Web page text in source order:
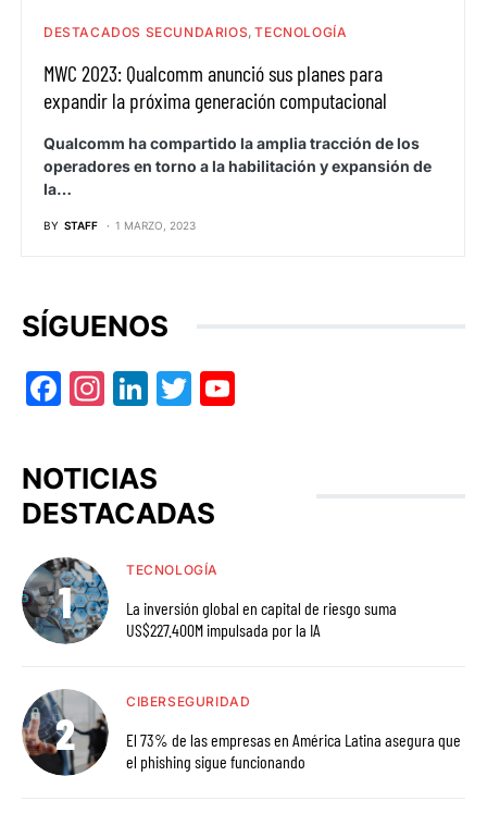
DESTACADOS SECUNDARIOS TECNOLOGÍA
MWC 2023: Qualcomm anunció sus planes para
expandir la próxima generación computacional
Qualcomm ha compartido la amplia tracción de los
operadores en torno a la habilitación y expansión de
la…
BY STAFF 1 MARZO, 2023
SÍGUENOS
Facebook
Instagram
LinkedIn
Twitter
NOTICIAS
DESTACADAS
TECNOLOGÍA
La inversión global en capital de riesgo suma
US$227.400M impulsada por la IA
CIBERSEGURIDAD
El 73% de las empresas en América Latina asegura que
el phishing sigue funcionando